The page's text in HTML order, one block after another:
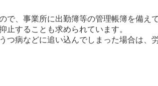
、事業所に出勤簿等の管理帳簿を備え
止することも求められています。
病などに追い込んでしまった場合は、